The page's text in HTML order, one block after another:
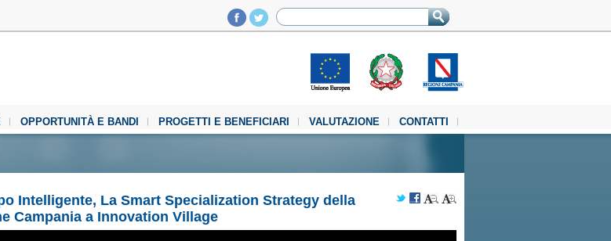
OPPORTUNITÀ E BANDI PROGETTI E BENEFICIARI VALUTAZIONE
CONTATTI
Intelligente, La Smart Specialization Strategy della
Campania a Innovation Village